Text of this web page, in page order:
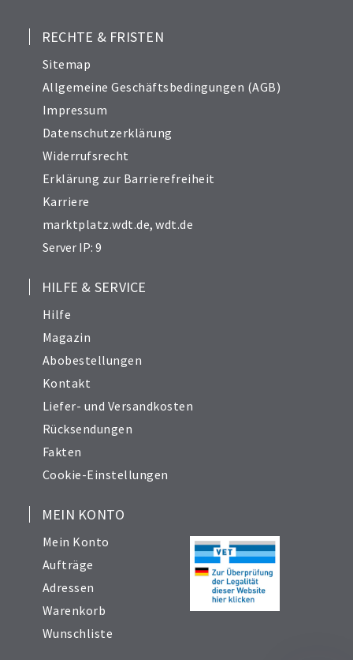
RECHTE & FRISTEN
Sitemap
Allgemeine Geschäftsbedingungen (AGB)
Impressum
Datenschutzerklärung
Widerrufsrecht
Erklärung zur Barrierefreiheit
Karriere
marktplatz.wdt.de,wdt.de
Server IP: 9
HILFE & SERVICE
Hilfe
Magazin
Abobestellungen
Kontakt
Liefer- und Versandkosten
Rücksendungen
Fakten
Cookie-Einstellungen
MEIN KONTO
Mein Konto
Aufträge
Adressen
Warenkorb
Wunschliste